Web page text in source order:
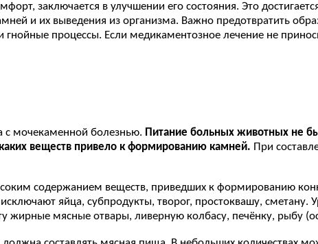
заключается в улучшении его состояния. Это
и их выведения из организма. Важно предотвратить
процессы. Если медикаментозное лечение не
с мочекаменной болезнью. Питание больных животных не
веществ привело к формированию камней. При
содержанием веществ, приведших к формированию
яйца, субпродукты, творог, простоквашу, сметану.
жирные мясные отвары, ливерную колбасу, печёнку, рыбу